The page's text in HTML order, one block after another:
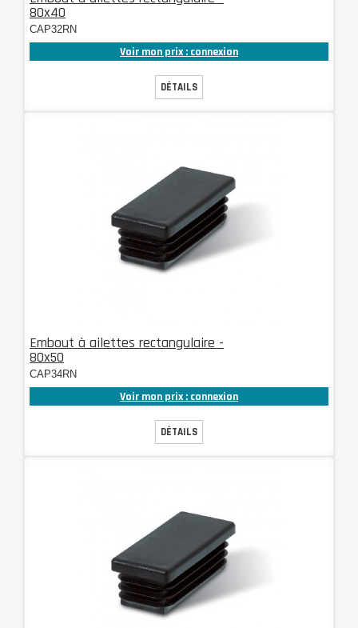
80x40
CAP32RN
Voir mon prix : connexion
DÉTAILS
Embout à ailettes rectangulaire -
80x50
CAP34RN
Voir mon prix : connexion
DÉTAILS